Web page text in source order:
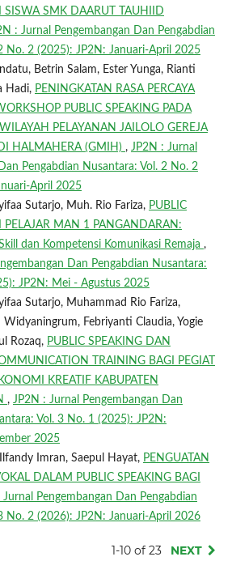
SISWA SMK DAARUT TAUHIID
: Jurnal Pengembangan Dan Pengabdian
No. 2 (2025): JP2N: Januari-April 2025
Betrin Salam, Ester Yunga, Rianti
Hadi, PENINGKATAN RASA PERCAYA
PUBLIC SPEAKING PADA
PELAYANAN JAILOLO GEREJA
HALMAHERA (GMIH) , JP2N : Jurnal
Pengabdian Nusantara: Vol. 2 No. 2
April 2025
Sutarjo, Muh. Rio Fariza, PUBLIC
PELAJAR MAN 1 PANGANDARAN:
dan Kompetensi Komunikasi Remaja ,
Dan Pengabdian Nusantara:
JP2N: Mei - Agustus 2025
Sutarjo, Muhammad Rio Fariza,
Widyaningrum, Febriyanti Claudia, Yogie
Rozaq, PUBLIC SPEAKING DAN
TRAINING BAGI PEGIAT
KREATIF KABUPATEN
, JP2N : Jurnal Pengembangan Dan
Vol. 3 No. 1 (2025): JP2N:
2025
Imran, Saepul Hayat, PENGUATAN
DALAM PUBLIC SPEAKING BAGI
Jurnal Pengembangan Dan Pengabdian
No. 2 (2026): JP2N: Januari-April 2026
1-10 of 23 NEXT